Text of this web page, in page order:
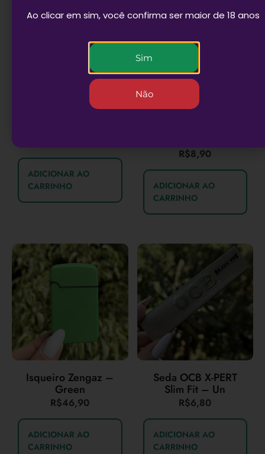
ADICIONAR AO
CARRINHO
R$8,90
ADICIONAR AO
CARRINHO
Isqueiro Zengaz –
Green
R$46,90
ADICIONAR AO
CARRINHO
Seda OCB X-PERT
Slim Fit – Un
R$6,80
ADICIONAR AO
CARRINHO
Ao clicar em sim, você confirma ser maior de 18 anos
Sim
Não